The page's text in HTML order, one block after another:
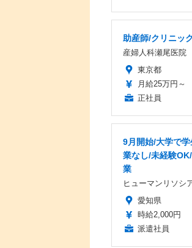
助産師/クリニッ
産婦人科瀬尾医院
東京都
月給25万円～
正社員
9月開始/大学で
業なし/未経験
業
ヒューマンリソシ
愛知県
時給2,000円
派遣社員